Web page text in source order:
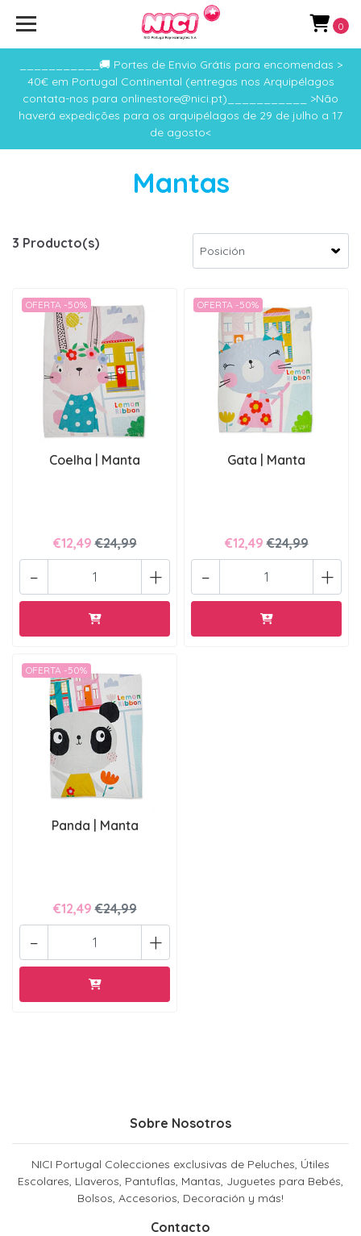
___________🚚 Portes de Envio Grátis para encomendas >
40€ em Portugal Continental (entregas nos Arquipélagos
contata-nos para onlinestore@nici.pt)___________ >Não
haverá expedições para os arquipélagos de 29 de julho a 17
de agosto<
0
Mantas
3 Producto(s)
OFERTA -50%
Coelha | Manta
€12,49 €24,99
+
-
OFERTA -50%
Gata | Manta
€12,49 €24,99
+
-
OFERTA -50%
Panda | Manta
€12,49 €24,99
+
-
Sobre Nosotros
NICI Portugal Colecciones exclusivas de Peluches, Útiles
Escolares, Llaveros, Pantuflas, Mantas, Juguetes para Bebés,
Bolsos, Accesorios, Decoración y más!
Contacto